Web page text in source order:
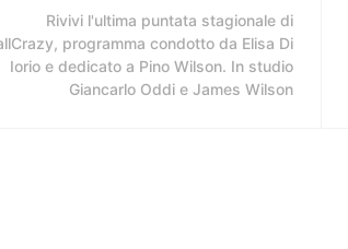
Rivivi l'ultima puntata stagionale di
programma condotto da Elisa Di
Iorio e dedicato a Pino Wilson. In studio
Giancarlo Oddi e James Wilson